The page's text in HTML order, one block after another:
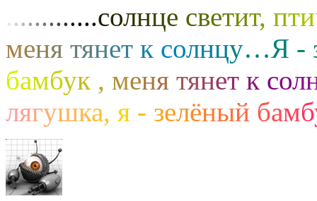
............солнце светит, пти
меня тянет к солнцу…Я -
бамбук , меня тянет к сол
лягушка, я - зелёный бамб